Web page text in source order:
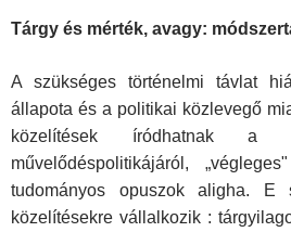
Tárgy és mérték, avagy:
A szükséges történelmi távlat
állapota és a politikai közlevegő
közelítések íród­hatnak a
művelődéspolitikájáról,
tudományos opuszok aligha.
közelítésekre vállalkozik :